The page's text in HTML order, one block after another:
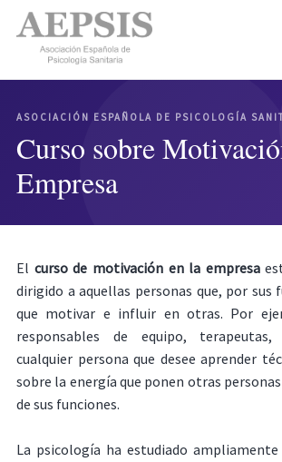
ASOCIACIÓN ESPAÑOLA DE PSICOLOGÍA
Curso sobre
Empresa
El curso de motivación en la empresa
dirigido a aquellas personas que, por sus
que motivar e influir en otras. Por
responsables de equipo,
cualquier persona que desee aprender
sobre la energía que ponen otras
de sus funciones.
La psicología ha estudiado